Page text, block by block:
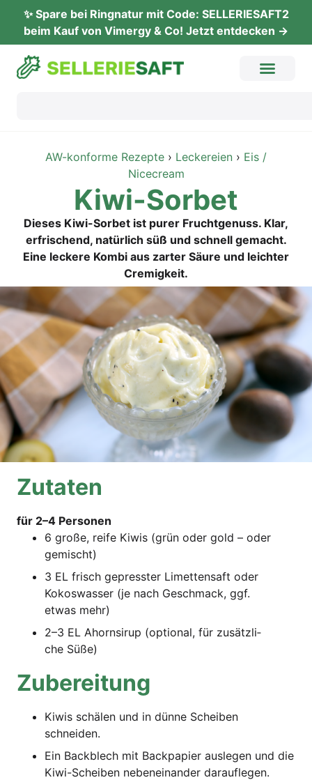
✨ Spare bei Ringnatur mit Code: SELLERIESAFT2
beim Kauf von Vimergy & Co! Jetzt entdecken →
AW-konforme Rezepte › Leckereien › Eis /
Nicecream
Kiwi-Sor­bet
Dieses Kiwi-Sorbet ist purer Fruchtgenuss. Klar,
erfrischend, natürlich süß und schnell gemacht.
Eine leckere Kombi aus zarter Säure und leichter
Cremigkeit.
Zuta­ten
für 2–4 Personen
6 gro­ße, rei­fe Kiwis (grün oder gold – oder
gemischt)
3 EL frisch gepress­ter Limet­ten­saft oder
Kokos­was­ser (je nach Geschmack, ggf.
etwas mehr)
2–3 EL Ahorn­si­rup (optio­nal, für zusätz­li­
che Süße)
Zube­rei­tung
Kiwis schä­len und in dün­ne Schei­ben
schneiden.
Ein Back­blech mit Back­pa­pier aus­le­gen und die
Kiwi-Schei­ben neben­ein­an­der darauflegen.